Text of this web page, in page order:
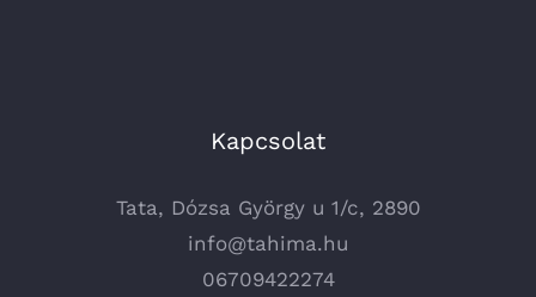
Kapcsolat
Tata, Dózsa György u 1/c, 2890
info@tahima.hu
06709422274